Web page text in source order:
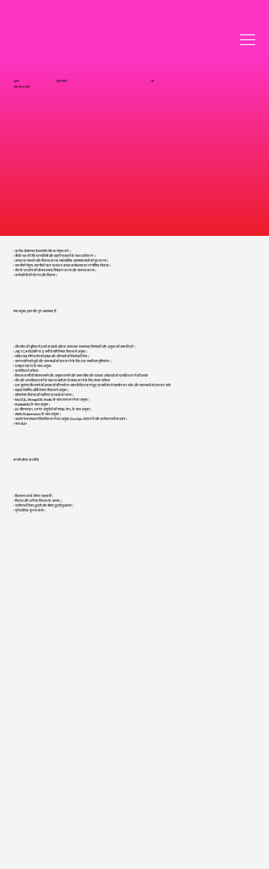
मुख्य खुले स्थानों
पद
टीम की अगवाई
• क्रॉस-फ़ंक्शनल डेवलपमेंट टीम का नेतृत्व करें।
• तीसरे पक्ष की टीम प्रणालियों और बाहरी ग्राहकों के साथ एकीकरण।
• उत्पाद का समर्थन और विकास करना, व्यावसायिक आवश्यकताओं को पूरा करना।
• तकनीकी नेतृत्व, तकनीकी ऋण प्रबंधन, उत्पाद कार्यक्षमता का रणनीतिक विकास।
• टीम के प्रदर्शन की योजना बनाना, नियंत्रण करना और समन्वय करना।
• कर्मचारियों की प्रेरणा और विकास।
क्या अनुभव, ज्ञान और गुण आवश्यक हैं:
• टीम लीड की भूमिका में 2 वर्ष या उससे अधिक समय तक स्वायत्तता, जिम्मेदारी और अनुभव की उच्च डिग्री।
• .NET C# प्लेटफ़ॉर्म पर 5 वर्षों से वाणिज्यिक विकास में अनुभव।
• सक्रियता, निर्णय लेने की इच्छा और परिणामों की जिम्मेदारी लेना।
• उत्पन्न होने वाले मुद्दों और समस्याओं को हल करने के लिए एक व्यवस्थित दृष्टिकोण।
• एजाइल स्क्रम के साथ अनुभव
• कार्य विघटन कौशल
• विकास कार्यों की योजना बनाने और अनुमान लगाने और समय सीमा और ग्राहक अपेक्षाओं को प्रबंधित करने की क्षमता
• टीम और अन्य हितधारकों के साथ प्रभावी ढंग से संवाद करने के लिए संचार कौशल
• एक सुसंगत टीम बनाने की क्षमता जो परिणामों पर ध्यान केंद्रित करते हुए प्रभावी ढंग से सहयोग कर सके और समस्याओं को हल कर सके
• माइक्रोसर्विस आर्किटेक्चर विकास में अनुभव।
• सॉफ़्टवेयर विकास की सर्वोत्तम प्रथाओं का पालन।
• MySQL, MongoDB, Redis के साथ काम करने का अनुभव।
• RabbitMQ के साथ अनुभव।
• DI जीवनचक्र, HTTP अनुरोधों की समझ, TPL के साथ अनुभव।
• AWS/Kubernetes के साथ अनुभव।
• अवसंरचना समाधान विकसित करने का अनुभव, DevOps उपकरणों और कार्यप्रणाली का ज्ञान।
• रूस - B2+
कंपनी ऑफर करती है:
• दिलचस्प कार्य, पेशेवर सहकर्मी।
• विकास और करियर विकास के अवसर।
• प्रतिस्पर्धी वेतन, छुट्टी और बीमार छुट्टी मुआवजा।
• पूर्णकालिक दूरस्थ कार्य।